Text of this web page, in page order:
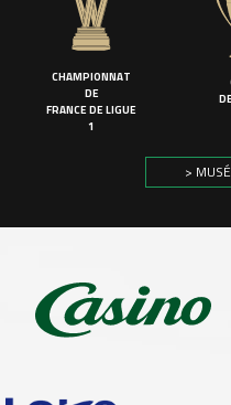
CHAMPIONNAT
DE
FRANCE DE LIGUE
1
>